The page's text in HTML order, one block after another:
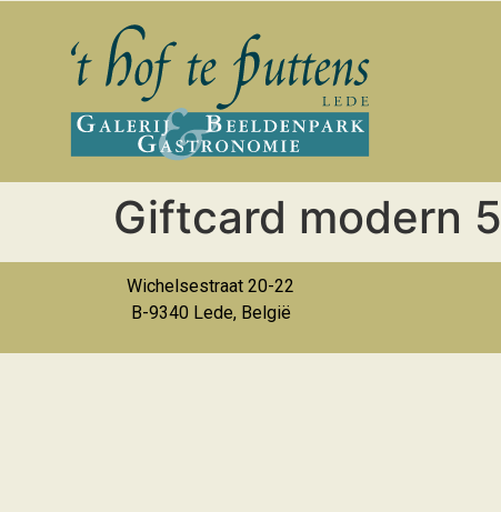
Giftcard modern 5
Wichelsestraat 20-22
B-9340 Lede, België